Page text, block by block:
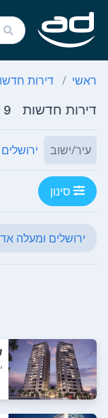
ראשי דירות
דירות חדשות 9 מודעות
עיר/ישוב ירושלים
סינון
ירושלים ומעלה